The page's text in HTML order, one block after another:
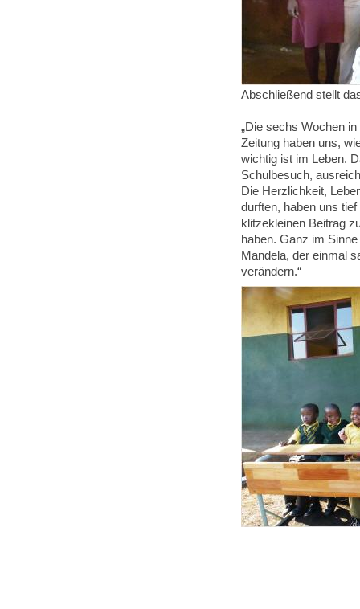
Abschließend stellt
„Die sechs Wochen
Zeitung haben uns,
wichtig ist im Leben.
Schulbesuch,
Die Herzlichkeit,
durften, haben uns
klitzekleinen Beitrag
haben. Ganz im
Mandela, der einmal
verändern.“